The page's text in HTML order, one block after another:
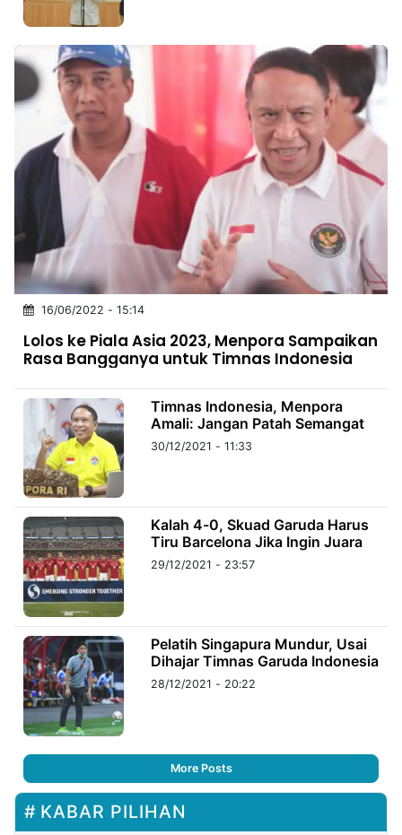
16/06/2022 - 15:14
Lolos ke Piala Asia 2023, Menpora Sampaikan
Rasa Bangganya untuk Timnas Indonesia
Timnas Indonesia, Menpora
Amali: Jangan Patah Semangat
30/12/2021 - 11:33
Kalah 4-0, Skuad Garuda Harus
Tiru Barcelona Jika Ingin Juara
29/12/2021 - 23:57
Pelatih Singapura Mundur, Usai
Dihajar Timnas Garuda Indonesia
28/12/2021 - 20:22
More Posts
KABAR PILIHAN